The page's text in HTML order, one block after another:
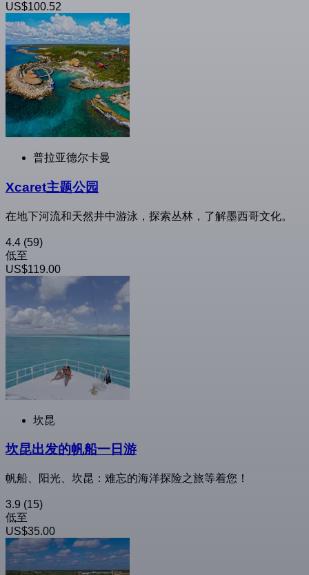
US$100.52
普拉亚德尔卡曼
Xcaret主题公园
在地下河流和天然井中游泳，探索丛林，了解墨西哥文化。
4.4 (59)
低至
US$119.00
坎昆
坎昆出发的帆船一日游
帆船、阳光、坎昆：难忘的海洋探险之旅等着您！
3.9 (15)
低至
US$35.00